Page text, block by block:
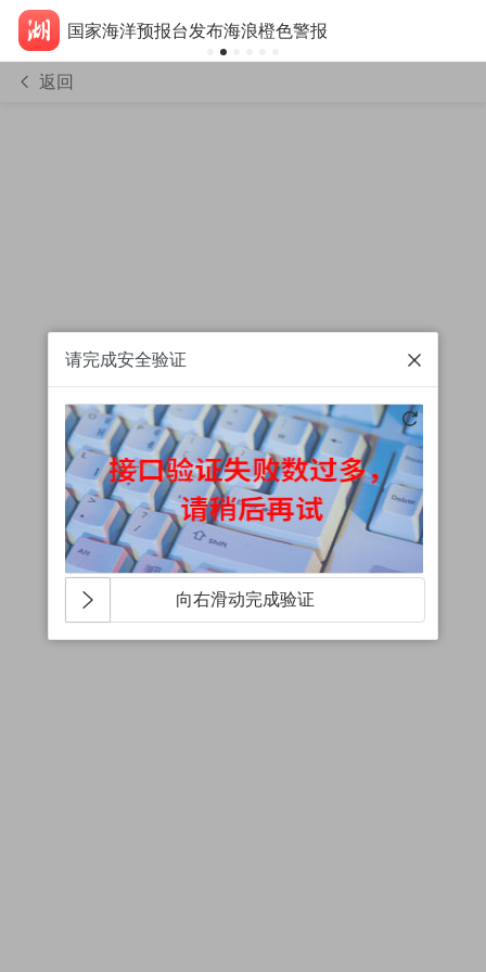
国家海洋预报台发布海浪橙色警报
返回
请完成安全验证
向右滑动完成验证